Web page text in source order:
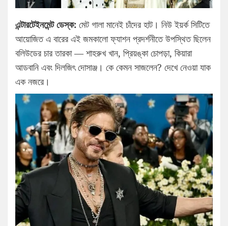
এন্টারটেইনমেন্ট ডেস্ক: মেট গালা মানেই চাঁদের হাট। নিউ ইয়র্ক সিটিতে
আয়োজিত এ বারের এই জমকালো ফ্যাশন প্রদর্শনীতে উপস্থিত ছিলেন
বলিউডের চার তারকা — শাহরুখ খান, প্রিয়ঙ্কা চোপড়া, কিয়ারা
আডবানি এবং দিলজিৎ দোসাঞ্জ। কে কেমন সাজলেন? দেখে নেওয়া যাক
এক নজরে।